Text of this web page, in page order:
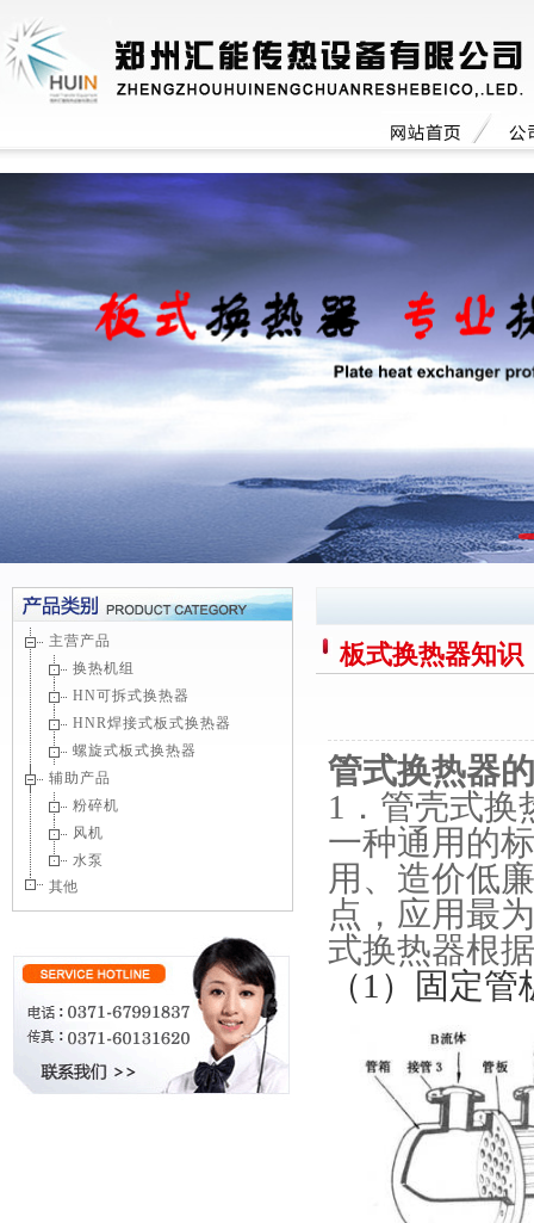
主营产品
换热机组
HN可拆式换热器
HNR焊接式板式换热器
螺旋式板式换热器
辅助产品
粉碎机
风机
水泵
其他
板式换热器知识
管式换热器
1．管壳式换
一种通用的
用、造价低
点，应用最
式换热器根
（1）固定